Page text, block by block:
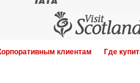
клиентам Где